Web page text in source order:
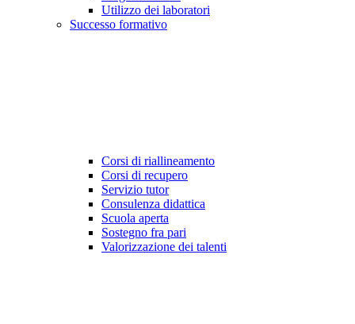
Utilizzo dei laboratori
Successo formativo
Corsi di riallineamento
Corsi di recupero
Servizio tutor
Consulenza didattica
Scuola aperta
Sostegno fra pari
Valorizzazione dei talenti